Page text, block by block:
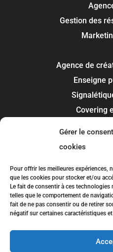
Gérer le
cookies
Pour offrir les meilleures
que les cookies pour stocker et/ou
Le fait de consentir à ces
telles que le comportement de
fait de ne pas consentir ou de retirer
négatif sur certaines caractéristiques
Gestion des
Agence de
Enseigne
Covering